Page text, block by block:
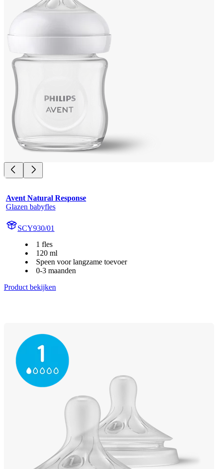
Avent Natural Response
Glazen babyfles
SCY930/01
1 fles
120 ml
Speen voor langzame toevoer
0-3 maanden
Product bekijken